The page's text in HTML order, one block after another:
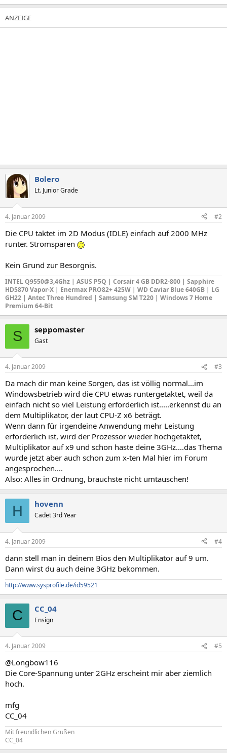
Bolero
Lt. Junior Grade
4. Januar 2009 #2
Die CPU taktet im 2D Modus (IDLE) einfach auf 2000 MHz
runter. Stromsparen
Kein Grund zur Besorgnis.
INTEL Q9550@3,4Ghz | ASUS P5Q | Corsair 4 GB DDR2-800 | Sapphire
HD5870 Vapor-X | Enermax PRO82+ 425W | WD Caviar Blue 640GB | LG
GH22 | Antec Three Hundred | Samsung SM T220 | Windows 7 Home
Premium 64-Bit
S seppomaster
Gast
4. Januar 2009 #3
Da mach dir man keine Sorgen, das ist völlig normal...im
Windowsbetrieb wird die CPU etwas runtergetaktet, weil da
einfach nicht so viel Leistung erforderlich ist.....erkennst du an
dem Multiplikator, der laut CPU-Z x6 beträgt.
Wenn dann für irgendeine Anwendung mehr Leistung
erforderlich ist, wird der Prozessor wieder hochgetaktet,
Multiplikator auf x9 und schon haste deine 3GHz....das Thema
wurde jetzt aber auch schon zum x-ten Mal hier im Forum
angesprochen....
Also: Alles in Ordnung, brauchste nicht umtauschen!
H hovenn
Cadet 3rd Year
4. Januar 2009 #4
dann stell man in deinem Bios den Multiplikator auf 9 um.
Dann wirst du auch deine 3GHz bekommen.
http://www.sysprofile.de/id59521
C CC_04
Ensign
4. Januar 2009 #5
@Longbow116
Die Core-Spannung unter 2GHz erscheint mir aber ziemlich
hoch.
mfg
CC_04
Mit freundlichen Grüßen
CC_04